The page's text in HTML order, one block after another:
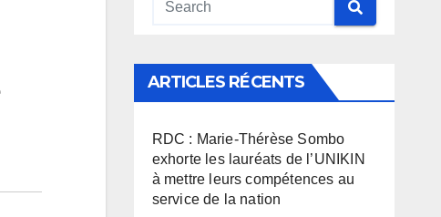
ARTICLES RÉCENTS
RDC : Marie-Thérèse Sombo
exhorte les lauréats de l’UNIKIN
à mettre leurs compétences au
service de la nation